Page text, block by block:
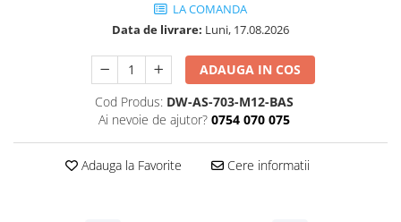
Controler PID avansat - Blue Line
Dispozitive comunicatie
LA COMANDA
Data de livrare: Luni, 17.08.2026
ADAUGA IN COS
Cod Produs: DW-AS-703-M12-BAS
Ai nevoie de ajutor? 0754 070 075
Adauga la Favorite Cere informatii